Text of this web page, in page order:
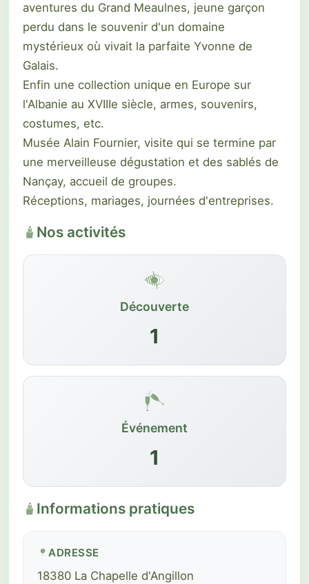
aventures du Grand Meaulnes, jeune garçon
perdu dans le souvenir d'un domaine
mystérieux où vivait la parfaite Yvonne de
Galais.
Enfin une collection unique en Europe sur
l'Albanie au XVIIIe siècle, armes, souvenirs,
costumes, etc.
Musée Alain Fournier, visite qui se termine par
une merveilleuse dégustation et des sablés de
Nançay, accueil de groupes.
Réceptions, mariages, journées d'entreprises.
Nos activités
Découverte
1
Événement
1
Informations pratiques
ADRESSE
18380 La Chapelle d'Angillon